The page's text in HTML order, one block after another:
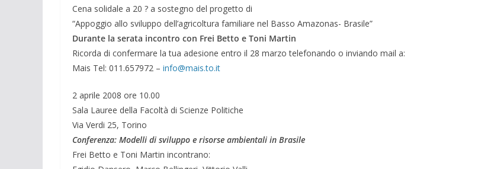
Cena solidale a 20 ? a sostegno del progetto di
“Appoggio allo sviluppo dell’agricoltura familiare nel Basso Amazonas- Brasile”
Durante la serata incontro con Frei Betto e Toni Martin
Ricorda di confermare la tua adesione entro il 28 marzo telefonando o inviando mail a:
Mais Tel: 011.657972 – info@mais.to.it
2 aprile 2008 ore 10.00
Sala Lauree della Facoltà di Scienze Politiche
Via Verdi 25, Torino
Conferenza: Modelli di sviluppo e risorse ambientali in Brasile
Frei Betto e Toni Martin incontrano: